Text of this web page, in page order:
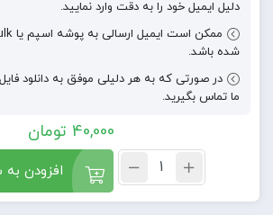
دلیل ایمیل خود را به دقت وارد نمایید.
شده باشد.
در صورتی که به هر دلیلی موفق به دانلود
ما تماس بگیرید.
40,000 تومان
افزودن